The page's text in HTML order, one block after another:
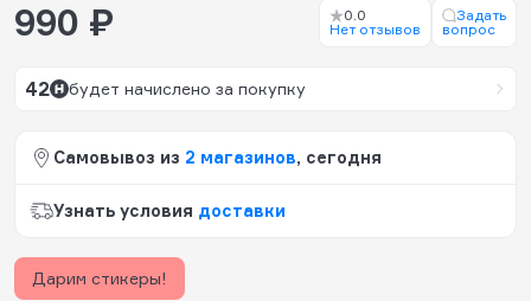
990 ₽
0.0
Нет отзывов
Задать
вопрос
42 будет начислено за покупку
Самовывоз из 2 магазинов, сегодня
Узнать условия доставки
Дарим стикеры!